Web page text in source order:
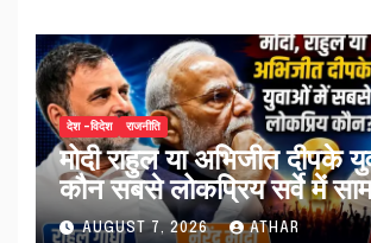
देश -विदेश राजनीति
मोदी राहुल या अभिजीत दीपके
कौन सबसे लोकप्रिय सर्वे में
तस्वीर…
AUGUST 7, 2026 ATHAR